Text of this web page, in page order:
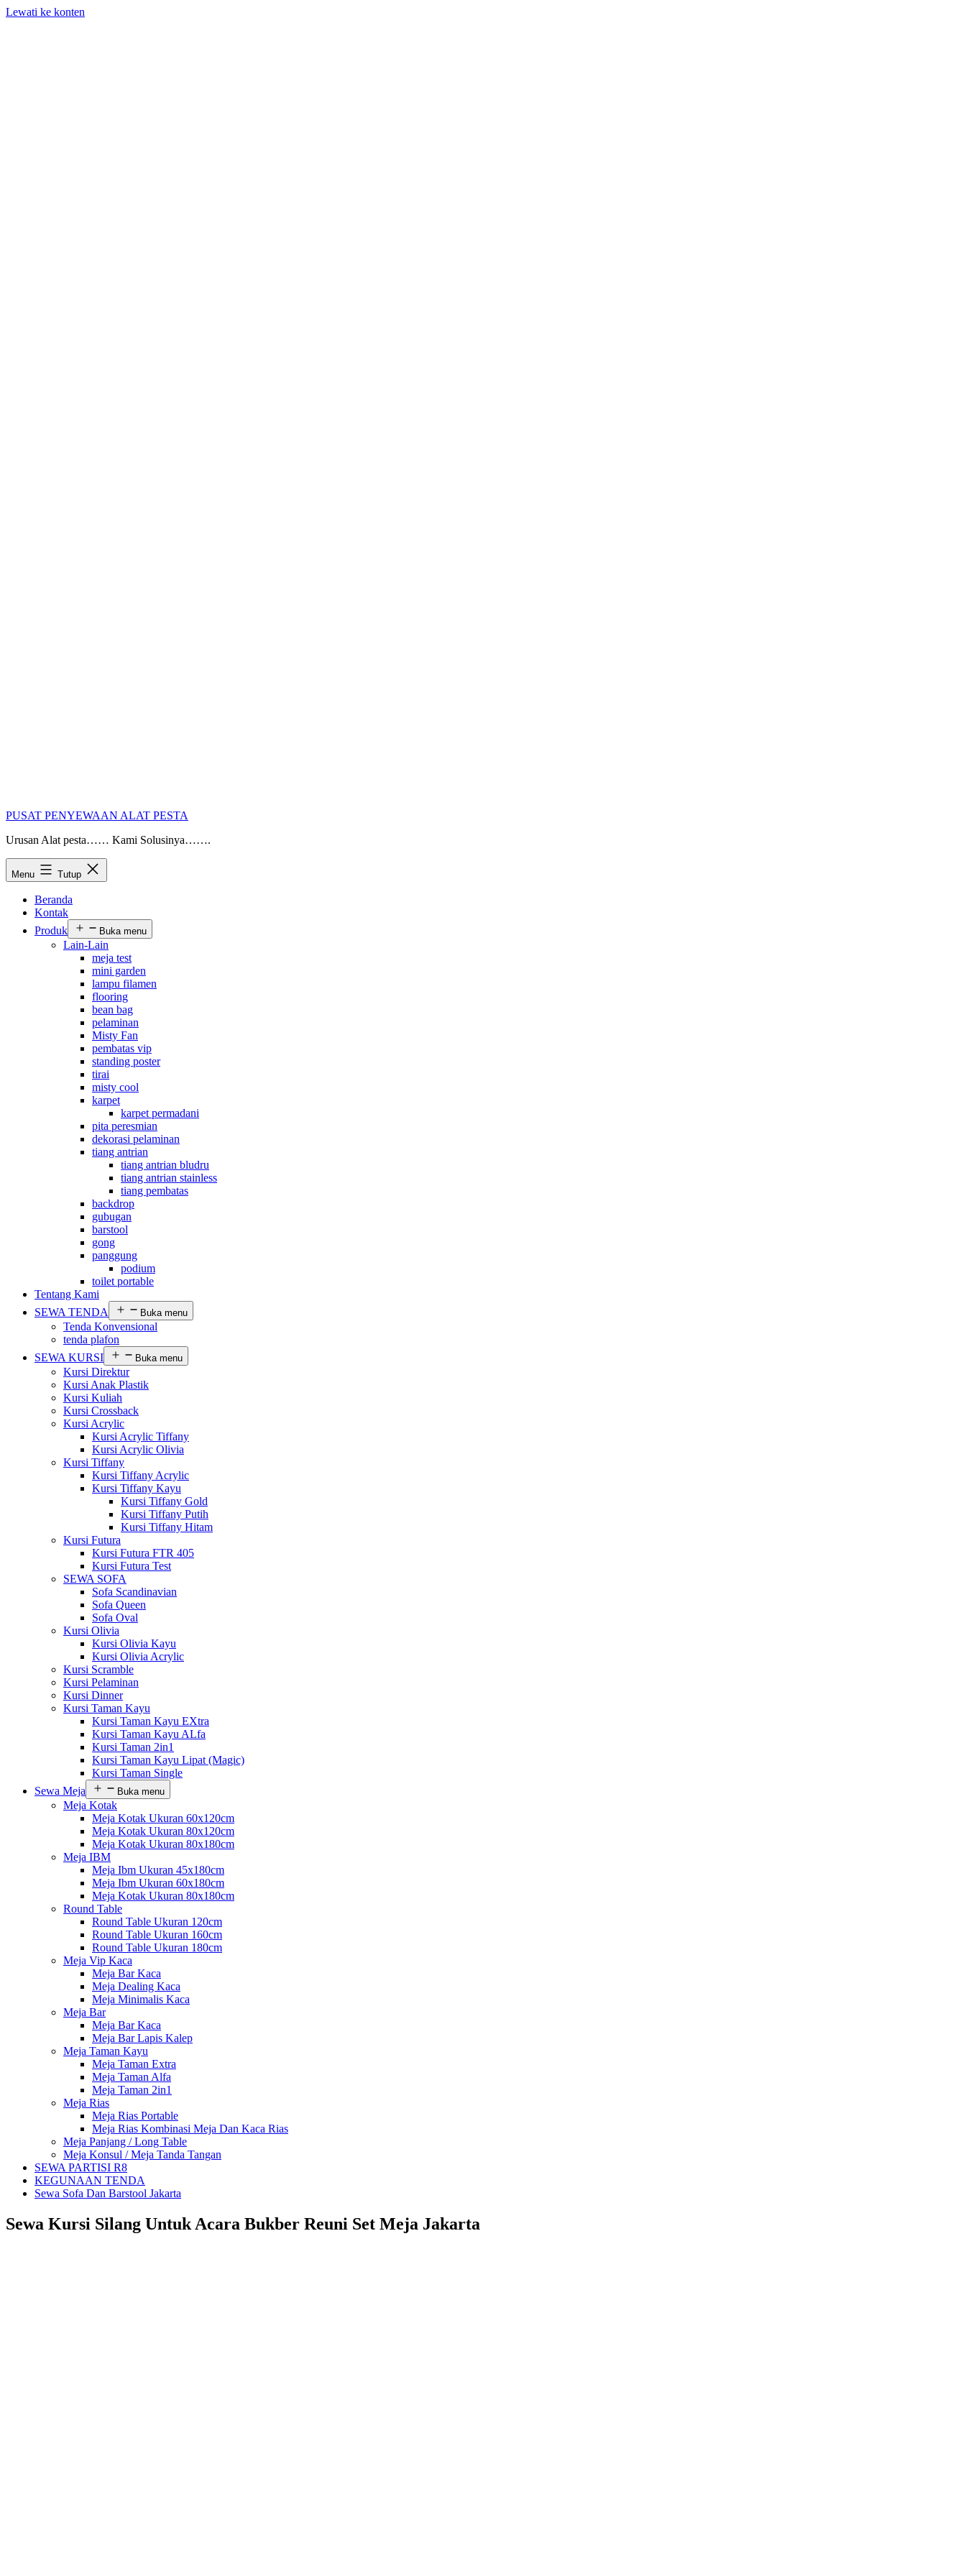
Lewati ke konten
PUSAT PENYEWAAN ALAT PESTA
Urusan Alat pesta…… Kami Solusinya…….
Menu Tutup
Beranda
Kontak
Produk
Buka menu
Lain-Lain
meja test
mini garden
lampu filamen
flooring
bean bag
pelaminan
Misty Fan
pembatas vip
standing poster
tirai
misty cool
karpet
karpet permadani
pita peresmian
dekorasi pelaminan
tiang antrian
tiang antrian bludru
tiang antrian stainless
tiang pembatas
backdrop
gubugan
barstool
gong
panggung
podium
toilet portable
Tentang Kami
SEWA TENDA
Buka menu
Tenda Konvensional
tenda plafon
SEWA KURSI
Buka menu
Kursi Direktur
Kursi Anak Plastik
Kursi Kuliah
Kursi Crossback
Kursi Acrylic
Kursi Acrylic Tiffany
Kursi Acrylic Olivia
Kursi Tiffany
Kursi Tiffany Acrylic
Kursi Tiffany Kayu
Kursi Tiffany Gold
Kursi Tiffany Putih
Kursi Tiffany Hitam
Kursi Futura
Kursi Futura FTR 405
Kursi Futura Test
SEWA SOFA
Sofa Scandinavian
Sofa Queen
Sofa Oval
Kursi Olivia
Kursi Olivia Kayu
Kursi Olivia Acrylic
Kursi Scramble
Kursi Pelaminan
Kursi Dinner
Kursi Taman Kayu
Kursi Taman Kayu EXtra
Kursi Taman Kayu ALfa
Kursi Taman 2in1
Kursi Taman Kayu Lipat (Magic)
Kursi Taman Single
Sewa Meja
Buka menu
Meja Kotak
Meja Kotak Ukuran 60x120cm
Meja Kotak Ukuran 80x120cm
Meja Kotak Ukuran 80x180cm
Meja IBM
Meja Ibm Ukuran 45x180cm
Meja Ibm Ukuran 60x180cm
Meja Kotak Ukuran 80x180cm
Round Table
Round Table Ukuran 120cm
Round Table Ukuran 160cm
Round Table Ukuran 180cm
Meja Vip Kaca
Meja Bar Kaca
Meja Dealing Kaca
Meja Minimalis Kaca
Meja Bar
Meja Bar Kaca
Meja Bar Lapis Kalep
Meja Taman Kayu
Meja Taman Extra
Meja Taman Alfa
Meja Taman 2in1
Meja Rias
Meja Rias Portable
Meja Rias Kombinasi Meja Dan Kaca Rias
Meja Panjang / Long Table
Meja Konsul / Meja Tanda Tangan
SEWA PARTISI R8
KEGUNAAN TENDA
Sewa Sofa Dan Barstool Jakarta
Sewa Kursi Silang Untuk Acara Bukber Reuni Set Meja Jakarta